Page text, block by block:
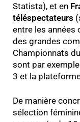
Statista), et en
téléspectateurs
entre les années
des grandes
Championnats
sont par
3 et la
De manière
sélection